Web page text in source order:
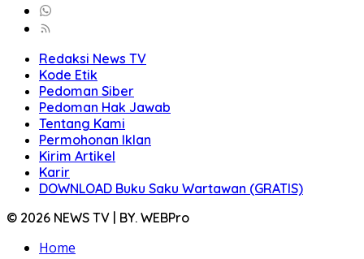
Redaksi News TV
Kode Etik
Pedoman Siber
Pedoman Hak Jawab
Tentang Kami
Permohonan Iklan
Kirim Artikel
Karir
DOWNLOAD Buku Saku Wartawan (GRATIS)
© 2026 NEWS TV | BY. WEBPro
Home